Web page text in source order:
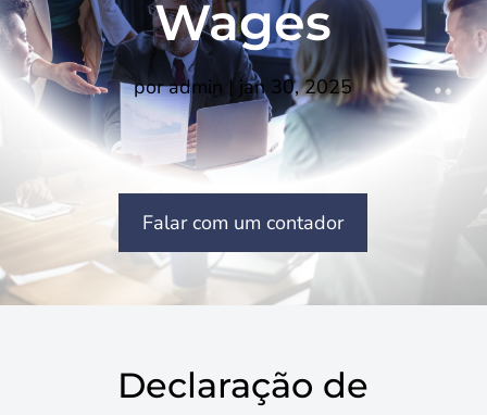
Wages
poradmin | jan 30, 2025
Falar com um contador
Declaração de